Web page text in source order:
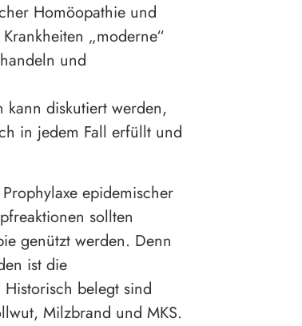
Homöopathie und
„moderne“
und
diskutiert werden,
in jedem Fall erfüllt und
epidemischer
sollten
genützt werden. Denn
ist die
belegt sind
Milzbrand und MKS.